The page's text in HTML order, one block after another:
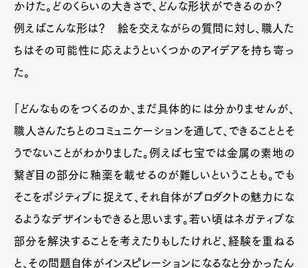
かけた。どのくらいの大きさで、どんな形状ができるのか？
例えばこんな形は？ 絵を交えながらの質問に対し、職人た
ちはその可能性に応えようといくつかのアイデアを持ち寄っ
た。
「どんなものをつくるのか、まだ具体的には分かりませんが、
職人さんたちとのコミュニケーションを通して、できることとそ
うでないことがわかりました。例えば七宝では金属の素地の
繋ぎ目の部分に釉薬を載せるのが難しいということも。でも
そこをポジティブに捉えて、それ自体がプロダクトの魅力にな
るようなデザインもできると思います。若い頃はネガティブな
部分を解決することを考えたりもしたけれど、経験を重ねる
と、その問題自体がインスピレーションになるなと分かったん